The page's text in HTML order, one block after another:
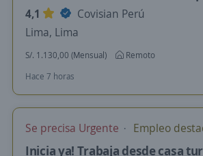
4,1
Covisian Perú
Lima, Lima
S/. 1.130,00 (Mensual)
Remoto
Hace 7 horas
Se precisa Urgente Empleo
Inicia ya! Trabaja desde casa